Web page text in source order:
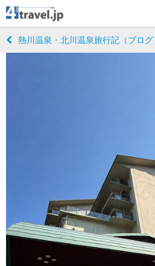
熱川温泉・北川温泉旅行記（ブロ